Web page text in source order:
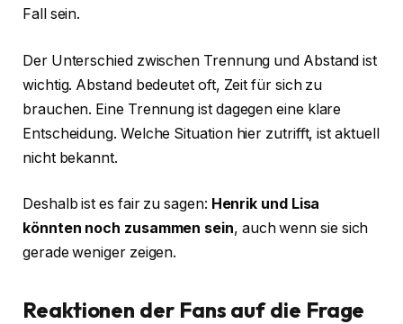
Fall sein.
Der Unterschied zwischen Trennung und Abstand ist
wichtig. Abstand bedeutet oft, Zeit für sich zu
brauchen. Eine Trennung ist dagegen eine klare
Entscheidung. Welche Situation hier zutrifft, ist aktuell
nicht bekannt.
Deshalb ist es fair zu sagen: Henrik und Lisa
könnten noch zusammen sein, auch wenn sie sich
gerade weniger zeigen.
Reaktionen der Fans auf die Frage